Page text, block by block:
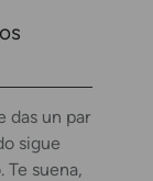
das un par
sigue
suena,